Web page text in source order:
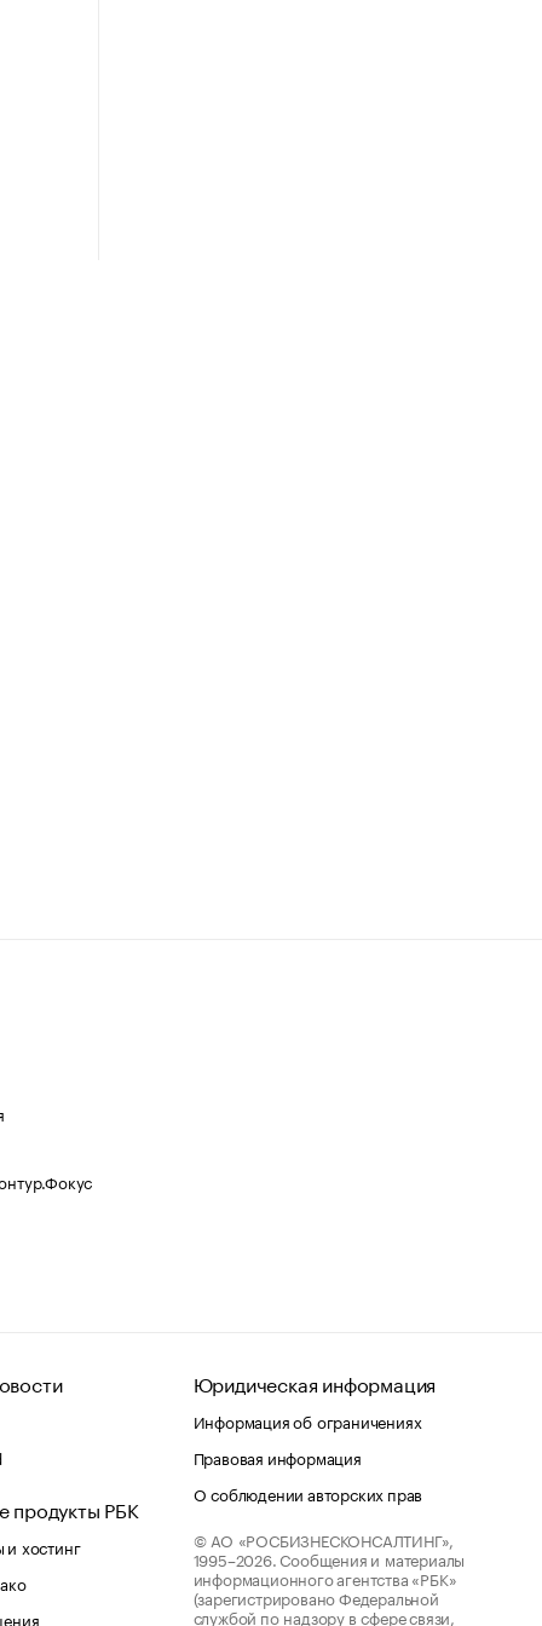
продукты РБК
хостинг
Юридическая информация
Информация об ограничениях
Правовая информация
О соблюдении авторских прав
© АО «РОСБИЗНЕСКОНСАЛТИНГ»,
1995–2026. Сообщения и материалы
информационного агентства «РБК»
(зарегистрировано Федеральной
службой по надзору в сфере связи,